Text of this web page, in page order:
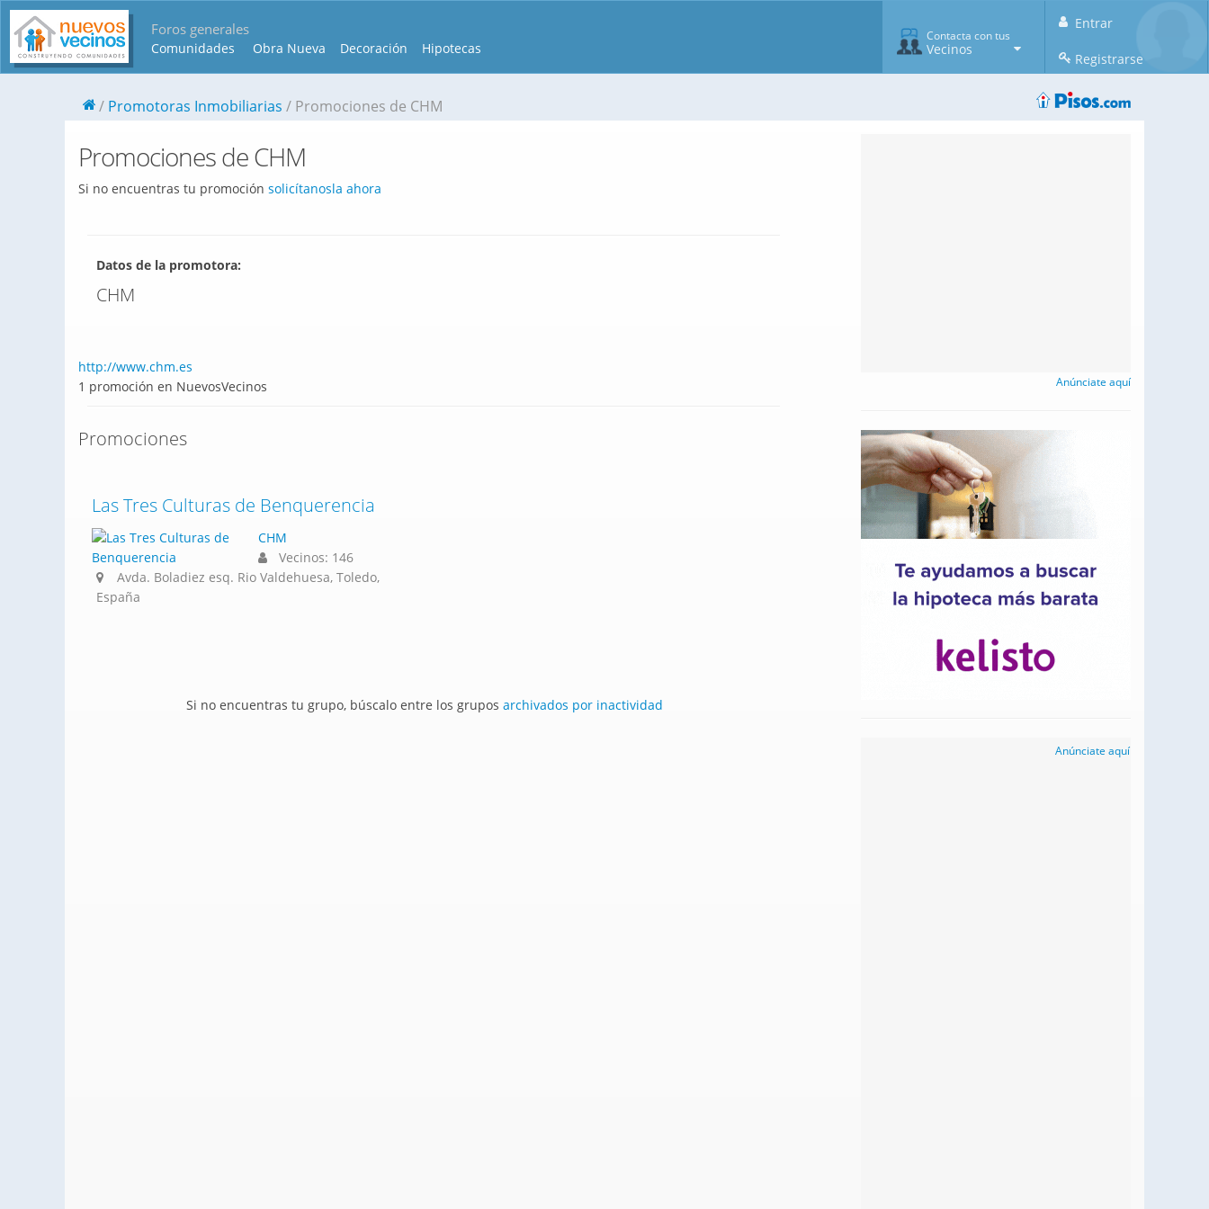
Foros generales
Comunidades Obra Nueva Decoración Hipotecas
Entrar
Registrarse
Contacta con tus
Vecinos
Promotoras Inmobiliarias Promociones de CHM
Promociones de CHM
Si no encuentras tu promoción solicítanosla ahora
Datos de la promotora:
CHM
http://www.chm.es
1 promoción en NuevosVecinos
Promociones
Las Tres Culturas de Benquerencia
CHM
Vecinos: 146
Avda. Boladiez esq. Rio Valdehuesa, Toledo,
España
Si no encuentras tu grupo, búscalo entre los grupos archivados por inactividad
Anúnciate aquí
Anúnciate aquí